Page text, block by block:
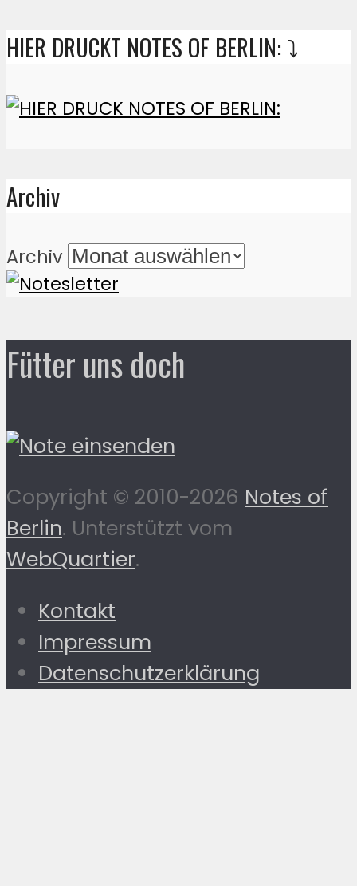
HIER DRUCKT NOTES OF BERLIN: ⤵️
Archiv
Archiv
Fütter uns doch
Copyright © 2010-2026 Notes of
Berlin. Unterstützt vom
WebQuartier.
Kontakt
Impressum
Datenschutzerklärung